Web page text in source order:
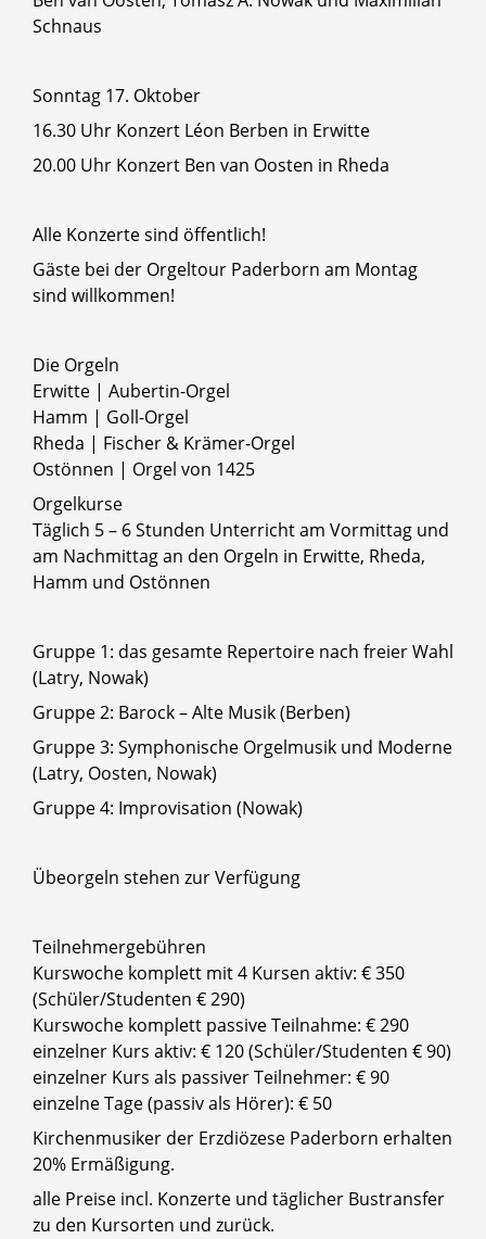
Schnaus
Sonntag 17. Oktober
16.30 Uhr Konzert Léon Berben in Erwitte
20.00 Uhr Konzert Ben van Oosten in Rheda
Alle Konzerte sind öffentlich!
Gäste bei der Orgeltour Paderborn am Montag
sind willkommen!
Die Orgeln
Erwitte | Aubertin-Orgel
Hamm | Goll-Orgel
Rheda | Fischer & Krämer-Orgel
Ostönnen | Orgel von 1425
Orgelkurse
Täglich 5 – 6 Stunden Unterricht am Vormittag und
am Nachmittag an den Orgeln in Erwitte, Rheda,
Hamm und Ostönnen
Gruppe 1: das gesamte Repertoire nach freier Wahl
(Latry, Nowak)
Gruppe 2: Barock – Alte Musik (Berben)
Gruppe 3: Symphonische Orgelmusik und Moderne
(Latry, Oosten, Nowak)
Gruppe 4: Improvisation (Nowak)
Übeorgeln stehen zur Verfügung
Teilnehmergebühren
Kurswoche komplett mit 4 Kursen aktiv: € 350
(Schüler/Studenten € 290)
Kurswoche komplett passive Teilnahme: € 290
einzelner Kurs aktiv: € 120 (Schüler/Studenten € 90)
einzelner Kurs als passiver Teilnehmer: € 90
einzelne Tage (passiv als Hörer): € 50
Kirchenmusiker der Erzdiözese Paderborn erhalten
20% Ermäßigung.
alle Preise incl. Konzerte und täglicher Bustransfer
zu den Kursorten und zurück.